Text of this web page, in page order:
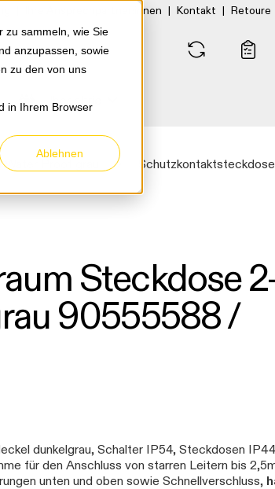
zu sammeln, wie Sie
anzupassen, sowie
zu den von uns
in Ihrem Browser
Ablehnen
Ihre Ansprechpartner:innen | Kontakt | Retoure
Über eltric
Proof grau
Schutzkontaktsteckdose
Steckdose
90555588 /
dunkelgrau, Schalter IP54, Steckdosen
für den Anschluss von starren Leitern bis
unten und oben sowie Schnellverschluss,